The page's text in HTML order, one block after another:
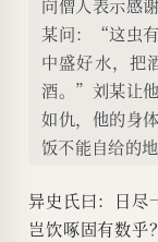
向僧人表示感
某问：“这虫
中盛好水，把
酒。”刘某让
如仇，他的身
饭不能自给的地
异史氏曰：日尽
岂饮啄固有数